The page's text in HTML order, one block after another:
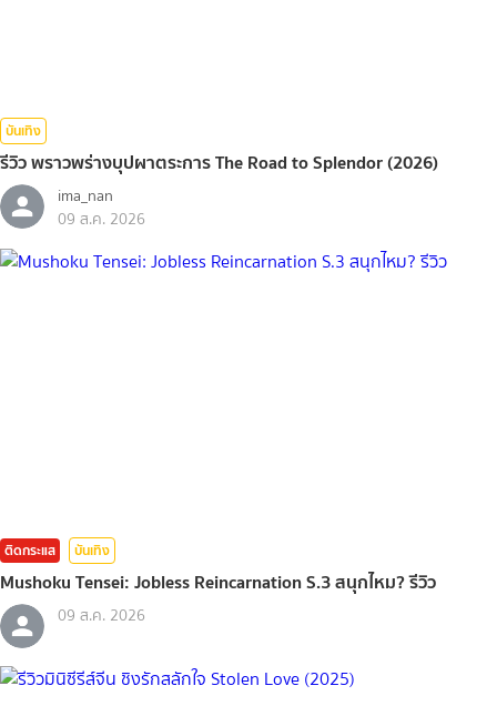
บันเทิง
รีวิว พราวพร่างบุปผาตระการ The Road to Splendor (2026)
ima_nan
09 ส.ค. 2026
ติดกระแส บันเทิง
Mushoku Tensei: Jobless Reincarnation S.3 สนุกไหม? รีวิว
09 ส.ค. 2026